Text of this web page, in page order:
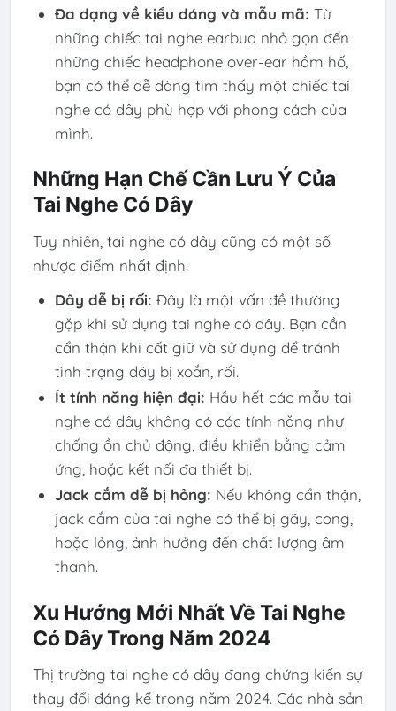
Đa dạng về kiểu dáng và mẫu mã: Từ
những chiếc tai nghe earbud nhỏ gọn đến
những chiếc headphone over-ear hầm hố,
bạn có thể dễ dàng tìm thấy một chiếc tai
nghe có dây phù hợp với phong cách của
mình.
Những Hạn Chế Cần Lưu Ý Của
Tai Nghe Có Dây
Tuy nhiên, tai nghe có dây cũng có một số
nhược điểm nhất định:
Dây dễ bị rối: Đây là một vấn đề thường
gặp khi sử dụng tai nghe có dây. Bạn cần
cẩn thận khi cất giữ và sử dụng để tránh
tình trạng dây bị xoắn, rối.
Ít tính năng hiện đại: Hầu hết các mẫu tai
nghe có dây không có các tính năng như
chống ồn chủ động, điều khiển bằng cảm
ứng, hoặc kết nối đa thiết bị.
Jack cắm dễ bị hỏng: Nếu không cẩn thận,
jack cắm của tai nghe có thể bị gãy, cong,
hoặc lỏng, ảnh hưởng đến chất lượng âm
thanh.
Xu Hướng Mới Nhất Về Tai Nghe
Có Dây Trong Năm 2024
Thị trường tai nghe có dây đang chứng kiến sự
thay đổi đáng kể trong năm 2024. Các nhà sản